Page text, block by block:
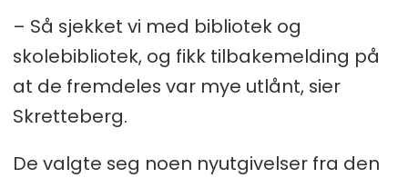
– Så sjekket vi med bibliotek og
skolebibliotek, og fikk tilbakemelding på
at de fremdeles var mye utlånt, sier
Skretteberg.
De valgte seg noen nyutgivelser fra den